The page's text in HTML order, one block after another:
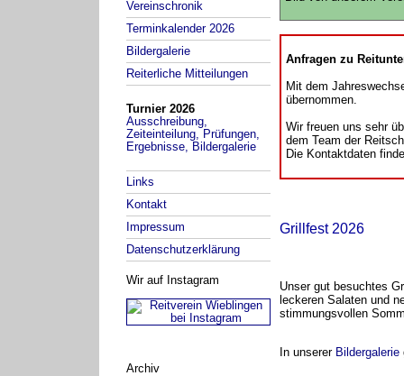
Vereinschronik
Terminkalender 2026
Bildergalerie
Reiterliche Mitteilungen
Turnier 2026
Ausschreibung,
Zeiteinteilung, Prüfungen,
Ergebnisse, Bildergalerie
Links
Kontakt
Impressum
Datenschutzerklärung
Wir auf Instagram
Archiv
Anfragen zu
Mit dem
übernommen.
Wir freuen uns sehr
dem Team der
Die Kontaktdaten
Grillfest 2026
Unser gut besuchtes
leckeren Salaten und
stimmungsvollen
In unserer Bildergalerie